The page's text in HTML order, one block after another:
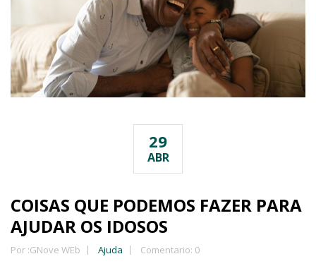
29
ABR
COISAS QUE PODEMOS FAZER PARA
AJUDAR OS IDOSOS
Por :GNove WEb Ajuda Comentario: 0